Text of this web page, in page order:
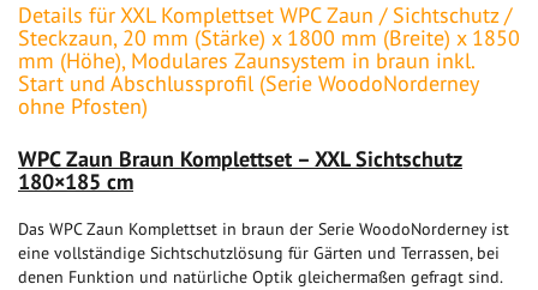
Details für XXL Komplettset WPC Zaun / Sichtschutz /
Steckzaun, 20 mm (Stärke) x 1800 mm (Breite) x 1850
mm (Höhe), Modulares Zaunsystem in braun inkl.
Start und Abschlussprofil (Serie WoodoNorderney
ohne Pfosten)
WPC Zaun Braun Komplettset – XXL Sichtschutz
180×185 cm
Das WPC Zaun Komplettset in braun der Serie WoodoNorderney ist
eine vollständige Sichtschutzlösung für Gärten und Terrassen, bei
denen Funktion und natürliche Optik gleichermaßen gefragt sind.